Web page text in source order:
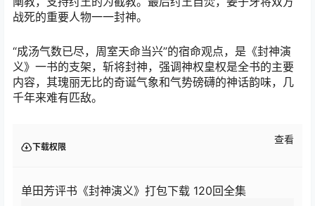
战死的重要人物一一封神。
“成汤气数已尽，周室天命当兴”的宿命观点，是《封神演
义》一书的支架，斩将封神，强调神权皇权是全书的主要
内容，其瑰丽无比的奇诞气象和气势磅礴的神话韵味，几
千年来难有匹敌。
下载权限
查看
单田芳评书《封神演义》打包下载 120回全集